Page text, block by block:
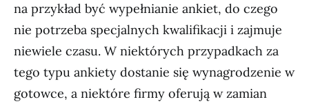
na przykład być wypełnianie ankiet, do czego
nie potrzeba specjalnych kwalifikacji i zajmuje
niewiele czasu. W niektórych przypadkach za
tego typu ankiety dostanie się wynagrodzenie w
gotowce, a niektóre firmy oferują w zamian